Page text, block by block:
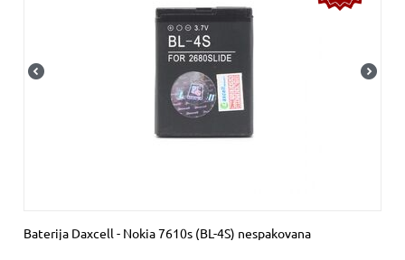
Baterija Daxcell - Nokia 7610s (BL-4S) nespakovana